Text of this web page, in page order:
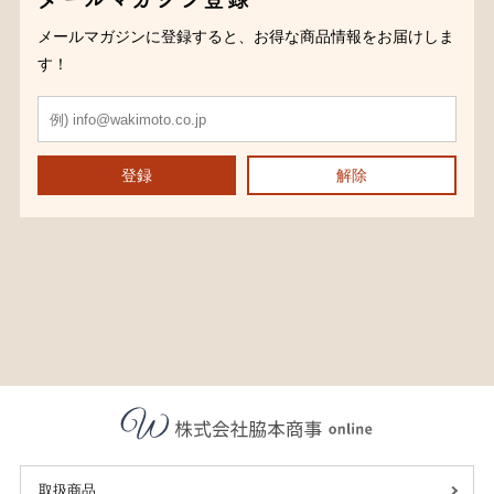
メールマガジンに登録すると、お得な商品情報をお届けしま
す！
登録 解除
取扱商品